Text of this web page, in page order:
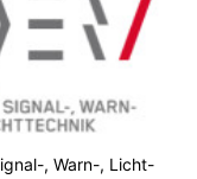
, Warn-, Licht-